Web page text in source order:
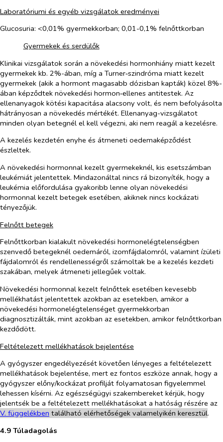
Laboratóriumi és egyéb vizsgálatok eredményei
Glucosuria: <0,01% gyermekkorban; 0,01-0,1% felnőttkorban
Gyermekek és serdülők
Klinikai vizsgálatok során a növekedési hormonhiány miatt kezelt
gyermekek kb. 2%-ában, míg a Turner‑szindróma miatt kezelt
gyermekek (akik a hormont magasabb dózisban kapták) közel 8%-
ában képződtek növekedési hormon‑ellenes antitestek. Az
ellenanyagok kötési kapacitása alacsony volt, és nem befolyásolta
hátrányosan a növekedés mértékét. Ellenanyag-vizsgálatot
minden olyan betegnél el kell végezni, aki nem reagál a kezelésre.
A kezelés kezdetén enyhe és átmeneti oedemaképződést
észleltek.
A növekedési hormonnal kezelt gyermekeknél, kis esetszámban
leukémiát jelentettek. Mindazonáltal nincs rá bizonyíték, hogy a
leukémia előfordulása gyakoribb lenne olyan növekedési
hormonnal kezelt betegek esetében, akiknek nincs kockázati
tényezőjük.
Felnőtt betegek
Felnőttkorban kialakult növekedési hormonelégtelenségben
szenvedő betegeknél oedemáról, izomfájdalomról, valamint ízületi
fájdalomról és rendellenességről számoltak be a kezelés kezdeti
szakában, melyek átmeneti jellegűek voltak.
Növekedési hormonnal kezelt felnőttek esetében kevesebb
mellékhatást jelentettek azokban az esetekben, amikor a
növekedési hormonelégtelenséget gyermekkorban
diagnosztizálták, mint azokban az esetekben, amikor felnőttkorban
kezdődött.
Feltételezett mellékhatások bejelentése
A gyógyszer engedélyezését követően lényeges a feltételezett
mellékhatások bejelentése, mert ez fontos eszköze annak, hogy a
gyógyszer előny/kockázat profilját folyamatosan figyelemmel
lehessen kísérni. Az egészségügyi szakembereket kérjük, hogy
jelentsék be a feltételezett mellékhatásokat a hatóság részére az
V. függelékben található elérhetőségek valamelyikén keresztül.
4.9 Túladagolás